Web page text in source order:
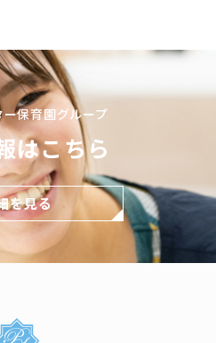
保育園グループ
はこちら
を見る